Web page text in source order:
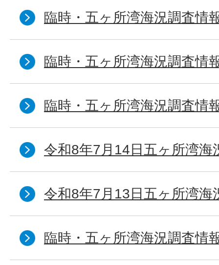
臨時・五ヶ所湾海況調査情
臨時・五ヶ所湾海況調査情
臨時・五ヶ所湾海況調査情
令和8年7月14日五ヶ所湾海
令和8年7月13日五ヶ所湾海
臨時・五ヶ所湾海況調査情